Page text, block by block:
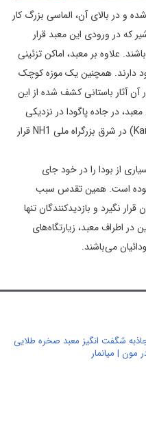
و در بالای آن، الماسی بزرگ کار
در ورودی این معبد قرار
علاوه بر معبد، اماکن تزئینی
دارند. همچنین یک موزه کوچک
آثار باستانی کشف شده از این
در جاده پاگودا در نزدیکی
کاخ طلایی (به انگلیسی: Kanbawzathadi) در شرق بزرگراه ملی NH1 قرار
از بودا را در خود جای
بوده است. همین تقدس سبب
نگیرد و بازدیدکنندگان تنها
اطراف معبد، زیارتگاه‌های
می‌باشند.
شگفت انگیز معبد صخره طلایی
مون | میانمار